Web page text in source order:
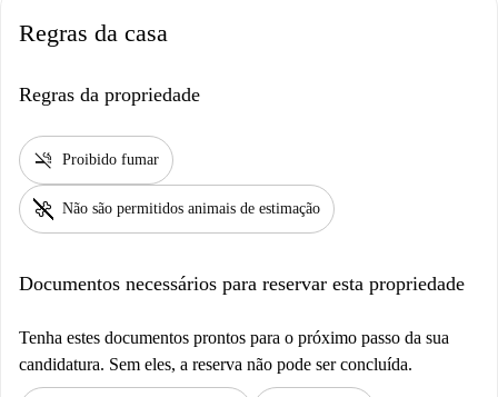
Regras da casa
Regras da propriedade
smoke_free Proibido fumar
pet_supplies Não são permitidos animais de estimação
Documentos necessários para reservar esta propriedade
Tenha estes documentos prontos para o próximo passo da sua
candidatura. Sem eles, a reserva não pode ser concluída.